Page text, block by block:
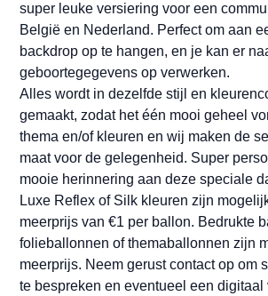
super leuke versiering voor een
België en Nederland. Perfect om aan
backdrop op te hangen, en je kan er
geboortegegevens op verwerken.
Alles wordt in dezelfde stijl en
gemaakt, zodat het één mooi geheel
thema en/of kleuren en wij maken de
maat voor de gelegenheid. Super
mooie herinnering aan deze speciale
Luxe Reflex of Silk kleuren zijn
meerprijs van €1 per ballon. Bedrukte
folieballonnen of themaballonnen zijn
meerprijs. Neem gerust contact op om
te bespreken en eventueel een digitaal